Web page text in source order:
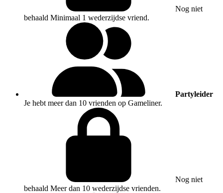
Nog niet
behaald Minimaal 1 wederzijdse vriend.
Partyleider
Je hebt meer dan 10 vrienden op Gameliner.
Nog niet
behaald Meer dan 10 wederzijdse vrienden.